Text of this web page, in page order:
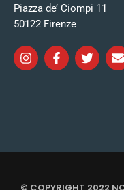
Piazza de’ Ciompi 11
50122 Firenze